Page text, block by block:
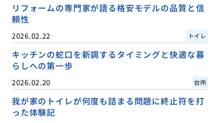
リフォームの専門家が語る格安モデルの品質と信
頼性
2026.02.22 トイレ
キッチンの蛇口を新調するタイミングと快適な暮
らしへの第一歩
2026.02.20 台所
我が家のトイレが何度も詰まる問題に終止符を打
った体験記